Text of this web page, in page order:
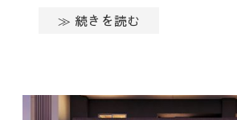
≫ 続きを読む